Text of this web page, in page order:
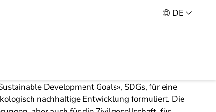
DE
Development Goals», SDGs, für eine
nachhaltige Entwicklung formuliert. Die